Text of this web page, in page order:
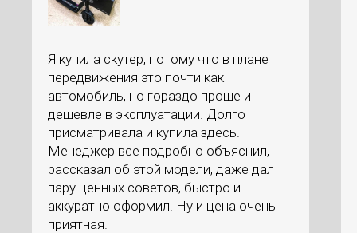
Я купила скутер, потому что в плане
передвижения это почти как
автомобиль, но гораздо проще и
дешевле в эксплуатации. Долго
присматривала и купила здесь.
Менеджер все подробно объяснил,
рассказал об этой модели, даже дал
пару ценных советов, быстро и
аккуратно оформил. Ну и цена очень
приятная.